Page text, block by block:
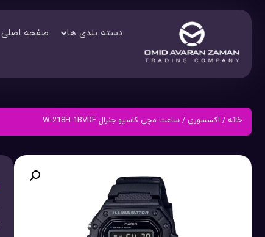
دسته بندی ها صفحه اصلی
خانه / اکسسوری / ساعت مچی کاسیو جنرال W-218H-1BVDF